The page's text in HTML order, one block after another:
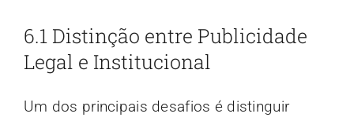
6.1 Distinção entre Publicidade
Legal e Institucional
Um dos principais desafios é distinguir